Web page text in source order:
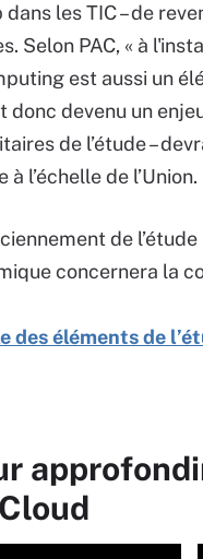
les TIC – de
Selon PAC, « à
est aussi un
donc devenu un
de l’étude –
l’échelle de l’Union.
de
concernera la
des éléments de